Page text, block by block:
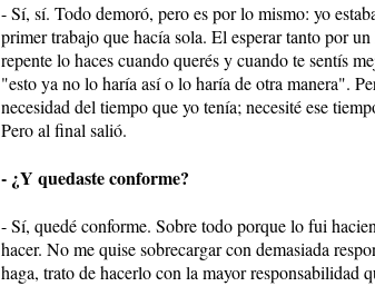
- Sí, sí. Todo demoró, pero es por lo mismo: yo
primer trabajo que hacía sola. El esperar tanto por
repente lo haces cuando querés y cuando te sentís
"esto ya no lo haría así o lo haría de otra manera".
necesidad del tiempo que yo tenía; necesité ese
Pero al final salió.
- ¿Y quedaste conforme?
- Sí, quedé conforme. Sobre todo porque lo fui
hacer. No me quise sobrecargar con demasiada
haga, trato de hacerlo con la mayor responsabilidad